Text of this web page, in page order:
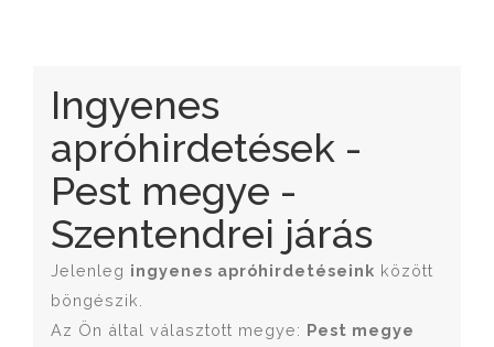
Ingyenes
apróhirdetések -
Pest megye -
Szentendrei járás
Jelenleg ingyenes apróhirdetéseink között
böngészik.
Az Ön által választott megye: Pest megye